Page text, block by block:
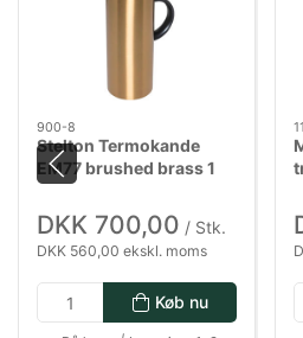
900-8
Stelton Termokande
EM77 brushed brass 1
liter
DKK 700,00 / Stk.
DKK 560,00 ekskl. moms
Køb nu